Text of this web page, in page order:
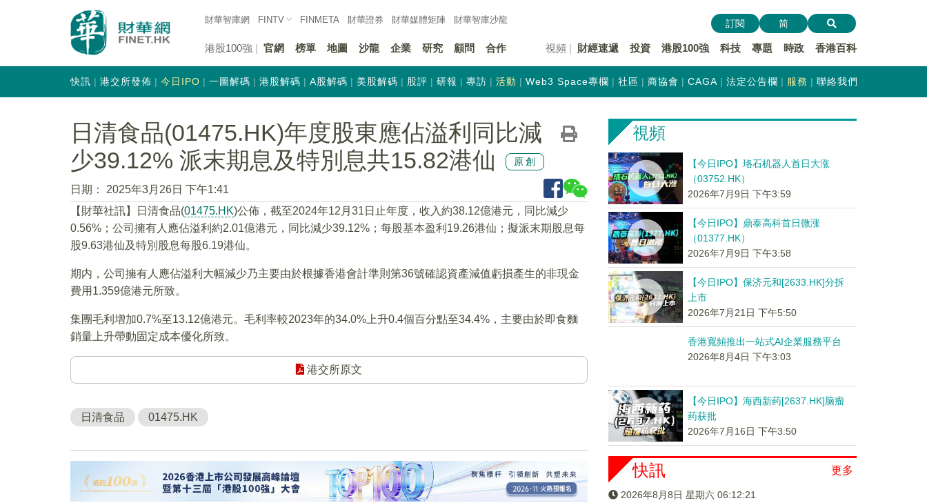
財華智庫網 FINTV FINMETA 財華證券 財華媒體矩陣 財華智庫沙龍
港股100強 官網 榜單 地圖 沙龍 企業 研究 顧問 合作 視頻 財經速遞 投資 港股100強 科技 專題 時政 香港百科
訂閱 简
快訊 港交所發佈 今日IPO 一圖解碼 港股解碼 A股解碼 美股解碼 股評 研報 專訪 活動 Web3 Space專欄 社區 商協會 CAGA 法定公告欄 服務 聯絡我們
日清食品(01475.HK)年度股東應佔溢利同比減
少39.12% 派末期息及特別息共15.82港仙
原創
日期：
2025年3月26日 下午1:41
【財華社訊】日清食品(01475.HK)公佈，截至2024年12月31日止年度，收入約38.12億港元，同比減少
0.56%；公司擁有人應佔溢利約2.01億港元，同比減少39.12%；每股基本盈利19.26港仙；擬派末期股息每
股9.63港仙及特別股息每股6.19港仙。
期内，公司擁有人應佔溢利大幅減少乃主要由於根據香港會計準則第36號確認資產減值虧損產生的非現金
費用1.359億港元所致。
集團毛利增加0.7%至13.12億港元。毛利率較2023年的34.0%上升0.4個百分點至34.4%，主要由於即食麵
銷量上升帶動固定成本優化所致。
港交所原文
日清食品 01475.HK
視頻
【今日IPO】珞石机器人首日大涨
（03752.HK）
2026年7月9日 下午3:59
【今日IPO】鼎泰高科首日微涨
（01377.HK）
2026年7月9日 下午3:58
【今日IPO】保济元和[2633.HK]分拆
上市
2026年7月21日 下午5:50
香港寬頻推出一站式AI企業服務平台
2026年8月4日 下午3:03
【今日IPO】海西新药[2637.HK]脑瘤
药获批
2026年7月16日 下午3:50
更多
快訊
2026年8月8日 星期六 06:12:21